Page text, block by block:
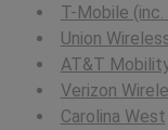
T-Mobile
Union
AT&T
Verizon
Carolina West